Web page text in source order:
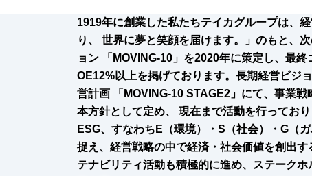
1919年に創業した私たちテイカグループは、
り、 世界に夢と笑顔を届けます。」のもと、
ョン 「MOVING-10」を2020年に策定し、最
OE12%以上を掲げております。長期経営ビジ
営計画 「MOVING-10 STAGE2」にて、事業
本方針として定め、 現在まで活動を行っており
ESG、すなわちE（環境）・S（社会）・G（
捉え、経営戦略の中で経済・社会価値を創出
テナビリティ活動も積極的に進め、ステーク